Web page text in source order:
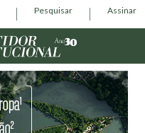
Pesquisar Assinar